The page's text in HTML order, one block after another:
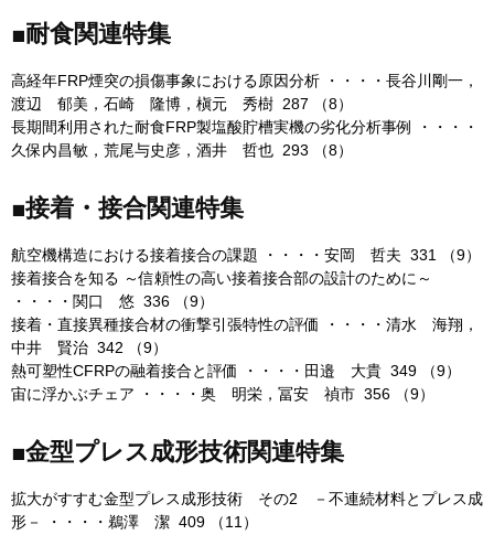
■耐食関連特集
高経年FRP煙突の損傷事象における原因分析 ・・・・長谷川剛一，
渡辺 郁美，石崎 隆博，槇元 秀樹 287 （8）
長期間利用された耐食FRP製塩酸貯槽実機の劣化分析事例 ・・・・
久保内昌敏，荒尾与史彦，酒井 哲也 293 （8）
■接着・接合関連特集
航空機構造における接着接合の課題 ・・・・安岡 哲夫 331 （9）
接着接合を知る ～信頼性の高い接着接合部の設計のために～
・・・・関口 悠 336 （9）
接着・直接異種接合材の衝撃引張特性の評価 ・・・・清水 海翔，
中井 賢治 342 （9）
熱可塑性CFRPの融着接合と評価 ・・・・田邉 大貴 349 （9）
宙に浮かぶチェア ・・・・奥 明栄，冨安 禎市 356 （9）
■金型プレス成形技術関連特集
拡大がすすむ金型プレス成形技術 その2 －不連続材料とプレス成
形－ ・・・・鵜澤 潔 409 （11）